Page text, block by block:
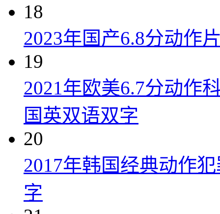
18
2023年国产6.8分动作
19
2021年欧美6.7分动作
国英双语双字
20
2017年韩国经典动作
字